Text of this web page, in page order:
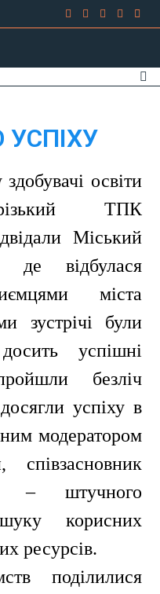
здобувачі освіти
ТПК
Міський
де відбулася
міста
зустрічі були
успішні
безліч
успіху в
модератором
– штучного
корисних
ресурсів.
поділилися